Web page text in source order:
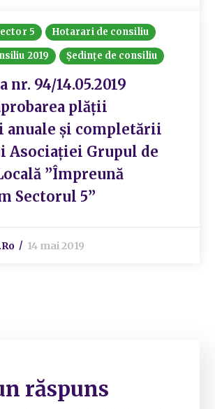
5
Hotarari de consiliu
2019
Ședințe de consiliu
nr. 94/14.05.2019
plății
anuale și completării
Asociației Grupul de
”Împreună
Sectorul 5”
14 mai 2019
răspuns